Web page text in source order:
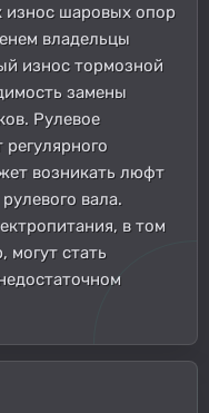
износ шаровых опор
владельцы
износ тормозной
замены
Рулевое
возникать люфт
вала.
в том
могут стать